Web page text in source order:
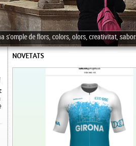
s'omple de flors, colors, olors, creativitat,
NOVETATS